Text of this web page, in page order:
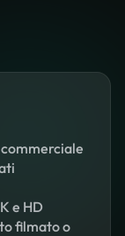
e HD
filmato o